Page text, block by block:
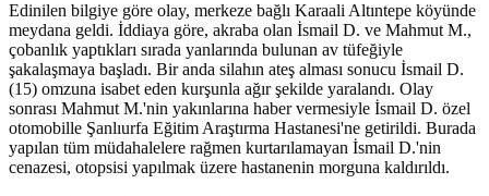
Edinilen bilgiye göre olay, merkeze bağlı Karaali Altıntepe köyünde
meydana geldi. İddiaya göre, akraba olan İsmail D. ve Mahmut M.,
çobanlık yaptıkları sırada yanlarında bulunan av tüfeğiyle
şakalaşmaya başladı. Bir anda silahın ateş alması sonucu İsmail D.
(15) omzuna isabet eden kurşunla ağır şekilde yaralandı. Olay
sonrası Mahmut M.'nin yakınlarına haber vermesiyle İsmail D. özel
otomobille Şanlıurfa Eğitim Araştırma Hastanesi'ne getirildi. Burada
yapılan tüm müdahalelere rağmen kurtarılamayan İsmail D.'nin
cenazesi, otopsisi yapılmak üzere hastanenin morguna kaldırıldı.